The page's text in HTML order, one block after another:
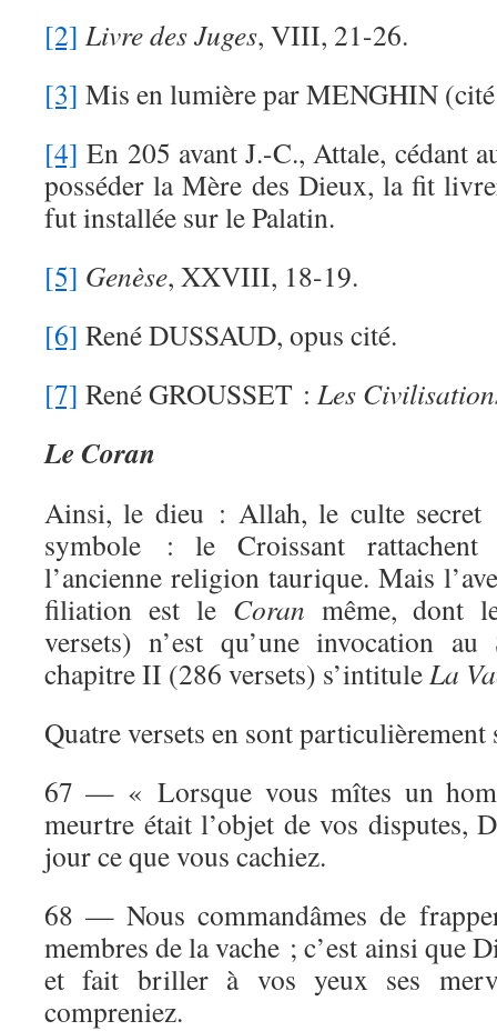
[2] Livre des Juges, VIII, 21-26.
[3] Mis en lumière par MENGHIN
[4] En 205 avant J.-C., Attale, cédant
posséder la Mère des Dieux, la fit
fut installée sur le Palatin.
[5] Genèse, XXVIII, 18-19.
[6] René DUSSAUD, opus cité.
[7] René GROUSSET : Les
Le Coran
Ainsi, le dieu : Allah, le culte
symbole : le Croissant
l’ancienne religion taurique. Mais
filiation est le Coran même, dont
versets) n’est qu’une invocation
chapitre II (286 versets) s’intituleLa
Quatre versets en sont
67 — « Lorsque vous mîtes un
meurtre était l’objet de vos disputes,
jour ce que vous cachiez.
68 — Nous commandâmes de
membres de la vache ; c’est ainsi que
et fait briller à vos yeux ses
compreniez.